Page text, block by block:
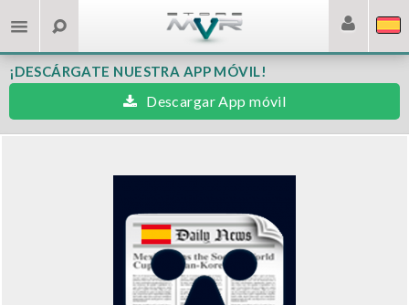
¡DESCÁRGATE NUESTRA APP MÓVIL!
Descargar App móvil